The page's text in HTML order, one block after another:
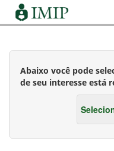
Abaixo você pode
de seu interesse está